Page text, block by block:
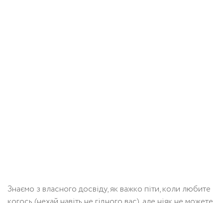
Знаємо з власного досвіду, як важко піти, коли любите